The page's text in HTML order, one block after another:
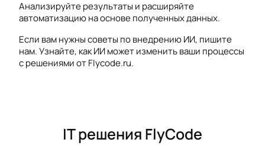
Анализируйте результаты и расширяйте
автоматизацию на основе полученных данных.
Если вам нужны советы по внедрению ИИ, пишите
нам. Узнайте, как ИИ может изменить ваши процессы
с решениями от Flycode.ru.
IT решения FlyCode